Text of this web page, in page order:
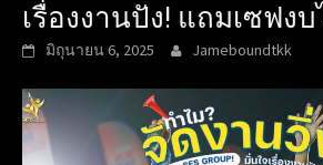
เรื่องงานปัง! แถมเซฟง
มิถุนายน 6, 2025 Jameboundtkk